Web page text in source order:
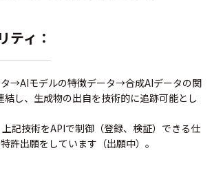
ィ：
→AIモデルの特徴データ→合成AIデータの関
結し、生成物の出自を技術的に追跡可能とし
記技術をAPIで制御（登録、検証）できる仕
許出願をしています（出願中）。